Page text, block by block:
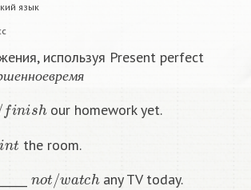
язык
используя Present perfect
ш е н н о е в р емя
ршенноевремя
/fn h
our homework yet.
n
the room.
t /w t hany TV today.